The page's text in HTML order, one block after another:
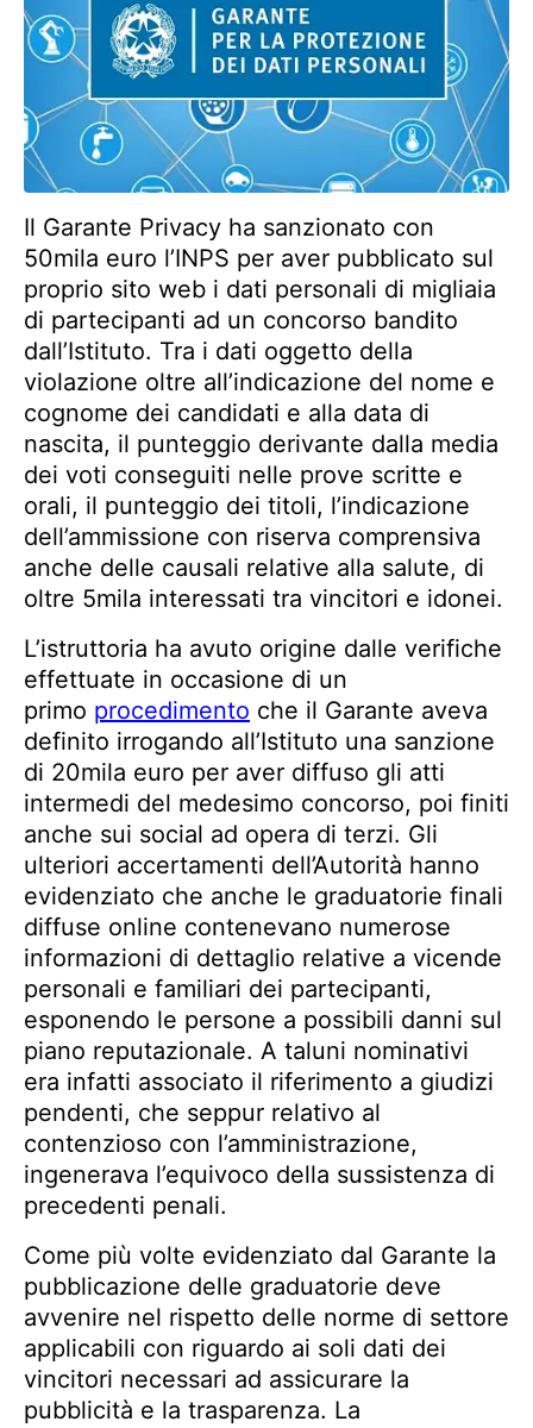
Il Garante Privacy ha sanzionato con
50mila euro l’INPS per aver pubblicato sul
proprio sito web i dati personali di migliaia
di partecipanti ad un concorso bandito
dall’Istituto. Tra i dati oggetto della
violazione oltre all’indicazione del nome e
cognome dei candidati e alla data di
nascita, il punteggio derivante dalla media
dei voti conseguiti nelle prove scritte e
orali, il punteggio dei titoli, l’indicazione
dell’ammissione con riserva comprensiva
anche delle causali relative alla salute, di
oltre 5mila interessati tra vincitori e idonei.
L’istruttoria ha avuto origine dalle verifiche
effettuate in occasione di un
primo procedimento che il Garante aveva
definito irrogando all’Istituto una sanzione
di 20mila euro per aver diffuso gli atti
intermedi del medesimo concorso, poi finiti
anche sui social ad opera di terzi. Gli
ulteriori accertamenti dell’Autorità hanno
evidenziato che anche le graduatorie finali
diffuse online contenevano numerose
informazioni di dettaglio relative a vicende
personali e familiari dei partecipanti,
esponendo le persone a possibili danni sul
piano reputazionale. A taluni nominativi
era infatti associato il riferimento a giudizi
pendenti, che seppur relativo al
contenzioso con l’amministrazione,
ingenerava l’equivoco della sussistenza di
precedenti penali.
Come più volte evidenziato dal Garante la
pubblicazione delle graduatorie deve
avvenire nel rispetto delle norme di settore
applicabili con riguardo ai soli dati dei
vincitori necessari ad assicurare la
pubblicità e la trasparenza. La